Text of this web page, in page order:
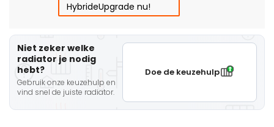
HybrideUpgrade nu!
Niet zeker welke
radiator je nodig
hebt?
Gebruik onze keuzehulp en
vind snel de juiste radiator.
Doe de keuzehulp